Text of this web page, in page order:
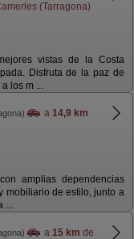
(Tarragona)
vistas de la Costa
Disfruta de la paz de
los m ...
a 14,9 km
amplias dependencias
mobiliario de estilo, junto a
...
a 15 km de